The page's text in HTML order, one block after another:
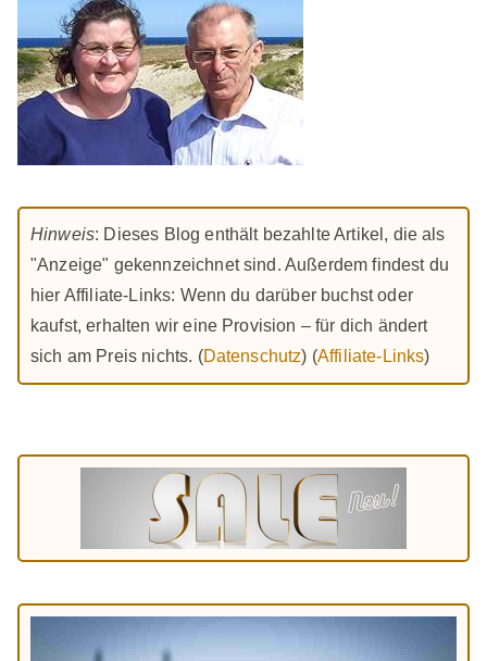
Hinweis: Dieses Blog enthält bezahlte Artikel, die als
"Anzeige" gekennzeichnet sind. Außerdem findest du
hier Affiliate-Links: Wenn du darüber buchst oder
kaufst, erhalten wir eine Provision – für dich ändert
sich am Preis nichts. (Datenschutz) (Affiliate-Links)